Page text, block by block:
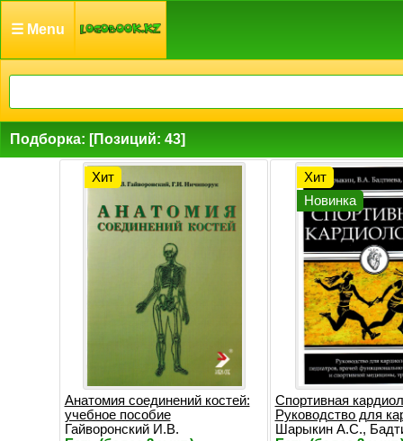
☰ Menu
Подборка: [Позиций: 43]
Хит
Анатомия соединений костей:
учебное пособие
Гайворонский И.В.
Новинка
Хит
Спортивная
Руководство для
Шарыкин А.С.,